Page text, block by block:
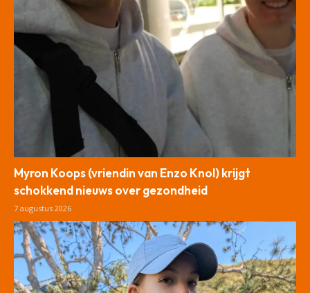
Myron Koops (vriendin van Enzo Knol) krijgt
schokkend nieuws over gezondheid
7 augustus 2026